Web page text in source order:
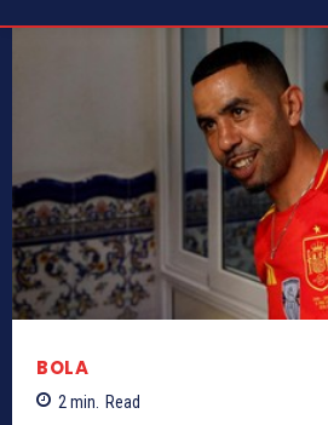
BOLA
2min. Read